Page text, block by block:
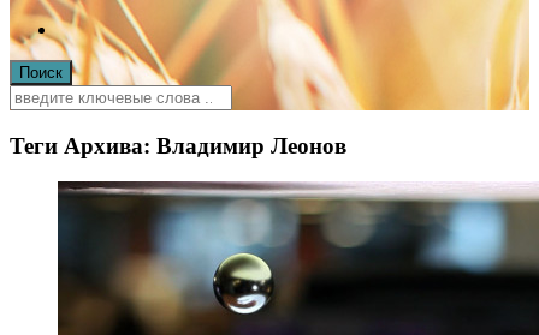
Теги Архива: Владимир Леонов